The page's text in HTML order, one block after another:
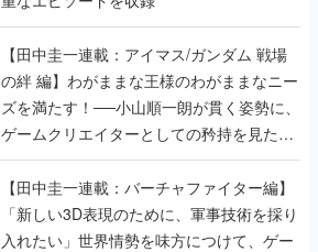
【田中圭一連載：アイマス/ガンダム 戦場
の絆 編】わがままな王様のわがままなニー
ズを満たす！──小山順一朗が貫く姿勢に、
ゲームクリエイターとしての矜持を見た
【若ゲのいたり最終回】
【田中圭一連載：バーチャファイター編】
「新しい3D表現のために、軍事技術を採り
入れたい」世界情勢を味方につけて、ゲー